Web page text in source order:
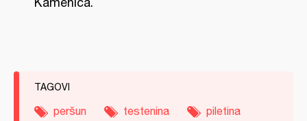
TAGOVI
peršun testenina
piletina